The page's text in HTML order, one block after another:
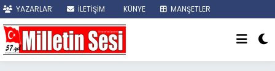
YAZARLAR İLETİŞİM KÜNYE
MANŞETLER
SON DAKİKA